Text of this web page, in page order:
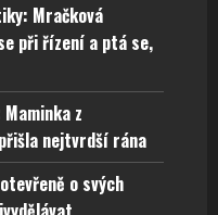
Mračková
při řízení a ptá se,
z
nejtvrdší rána
o svých